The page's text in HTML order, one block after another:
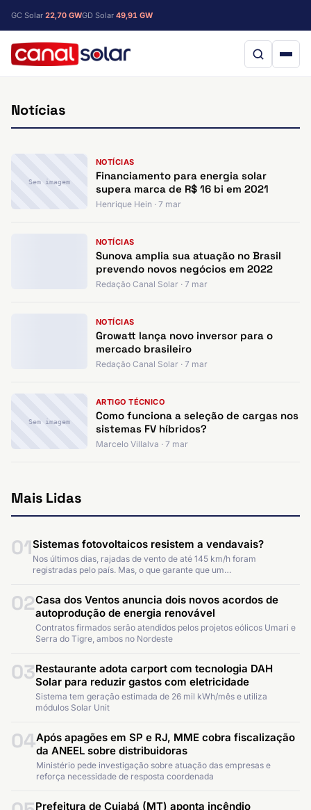
GC Solar 22,70 GWGD Solar 49,91 GW
Notícias
Sem imagem
NOTÍCIAS
Financiamento para energia solar
supera marca de R$ 16 bi em 2021
Henrique Hein · 7 mar
NOTÍCIAS
Sunova amplia sua atuação no Brasil
prevendo novos negócios em 2022
Redação Canal Solar · 7 mar
NOTÍCIAS
Growatt lança novo inversor para o
mercado brasileiro
Redação Canal Solar · 7 mar
Sem imagem
ARTIGO TÉCNICO
Como funciona a seleção de cargas nos
sistemas FV híbridos?
Marcelo Villalva · 7 mar
Mais Lidas
01Sistemas fotovoltaicos resistem a vendavais?
Nos últimos dias, rajadas de vento de até 145 km/h foram
registradas pelo país. Mas, o que garante que um…
02Casa dos Ventos anuncia dois novos acordos de
autoprodução de energia renovável
Contratos firmados serão atendidos pelos projetos eólicos Umari e
Serra do Tigre, ambos no Nordeste
03Restaurante adota carport com tecnologia DAH
Solar para reduzir gastos com eletricidade
Sistema tem geração estimada de 26 mil kWh/mês e utiliza
módulos Solar Unit
04Após apagões em SP e RJ, MME cobra fiscalização
da ANEEL sobre distribuidoras
Ministério pede investigação sobre atuação das empresas e
reforça necessidade de resposta coordenada
Prefeitura de Cuiabá (MT) aponta incêndio